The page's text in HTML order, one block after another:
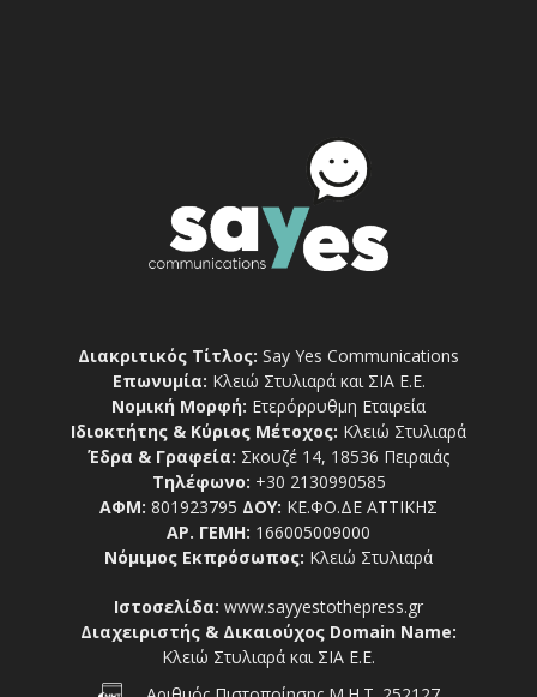
Διακριτικός Τίτλος: Say Yes Communications
Επωνυμία: Κλειώ Στυλιαρά και ΣΙΑ Ε.Ε.
Νομική Μορφή: Ετερόρρυθμη Εταιρεία
Ιδιοκτήτης & Κύριος Μέτοχος: Κλειώ Στυλιαρά
Έδρα & Γραφεία: Σκουζέ 14, 18536 Πειραιάς
Τηλέφωνο: +30 2130990585
ΑΦΜ: 801923795 ΔΟΥ: ΚΕ.ΦΟ.ΔΕ ΑΤΤΙΚΗΣ
ΑΡ. ΓΕΜΗ: 166005009000
Νόμιμος Εκπρόσωπος: Κλειώ Στυλιαρά
Ιστοσελίδα: www.sayyestothepress.gr
Διαχειριστής & Δικαιούχος Domain Name:
Κλειώ Στυλιαρά και ΣΙΑ Ε.Ε.